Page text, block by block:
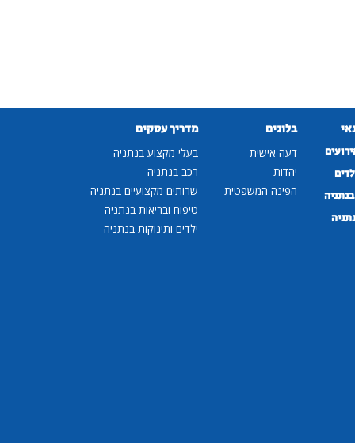
בלוגים
דעה אישית
יהדות
הפינה המשפטית
מדריך עסקים
בעלי מקצוע בנתניה
רכב בנתניה
שרותים מקצועיים בנתניה
טיפוח ובריאות בנתניה
ילדים ותינוקות בנתניה
...